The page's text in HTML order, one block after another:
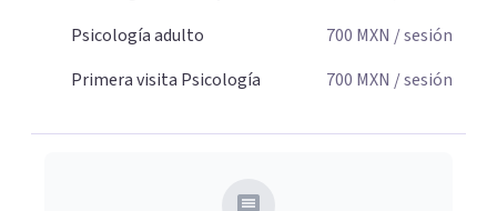
Psicología adulto
700 MXN / sesión
Primera visita Psicología
700 MXN / sesión